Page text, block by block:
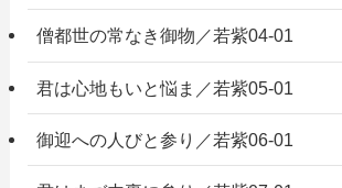
僧都世の常なき御物／若紫04-01
君は心地もいと悩ま／若紫05-01
御迎への人びと参り／若紫06-01